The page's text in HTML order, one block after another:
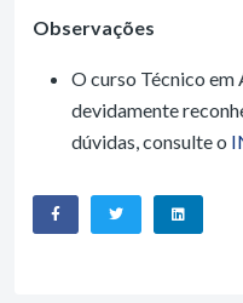
Observações
O curso Técnico
devidamente
dúvidas, consulte o